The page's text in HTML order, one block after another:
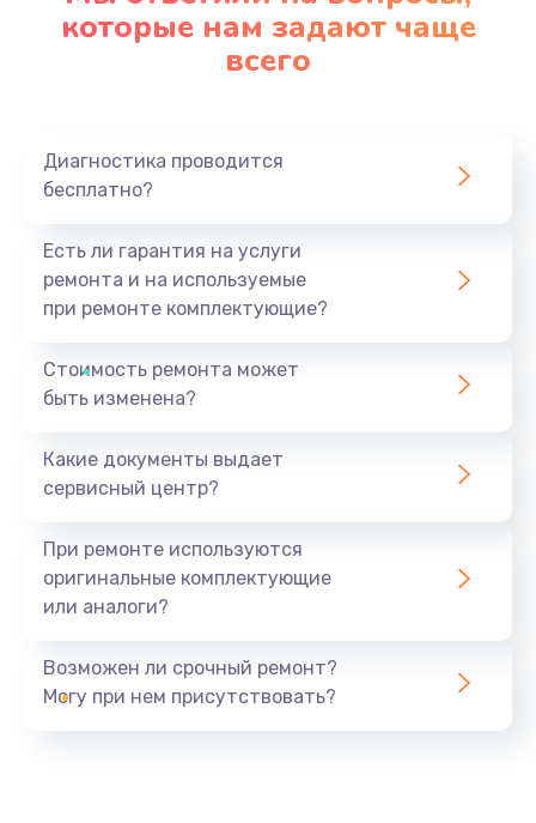
которые нам задают чаще
всего
Диагностика проводится
бесплатно?
Есть ли гарантия на услуги
ремонта и на используемые
при ремонте комплектующие?
Стоимость ремонта может
быть изменена?
Какие документы выдает
сервисный центр?
При ремонте используются
оригинальные комплектующие
или аналоги?
Возможен ли срочный ремонт?
Могу при нем присутствовать?